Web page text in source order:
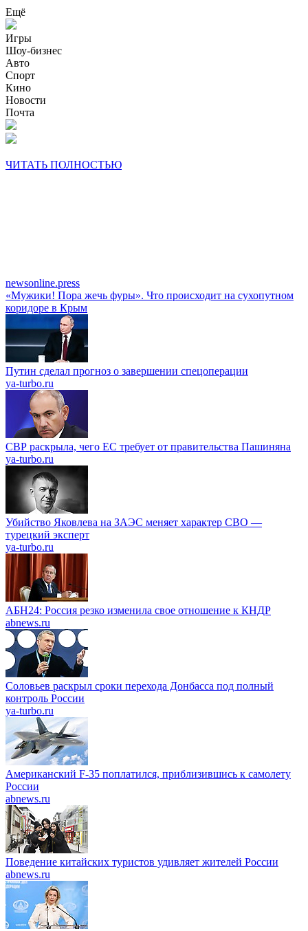
Ещё
Игры
Шоу-бизнес
Авто
Спорт
Кино
Новости
Почта
ЧИТАТЬ ПОЛНОСТЬЮ
newsonline.press
«Мужики! Пора жечь фуры». Что происходит на сухопутном
коридоре в Крым
Путин сделал прогноз о завершении спецоперации
ya-turbo.ru
СВР раскрыла, чего ЕС требует от правительства Пашиняна
ya-turbo.ru
Убийство Яковлева на ЗАЭС меняет характер СВО —
турецкий эксперт
ya-turbo.ru
АБН24: Россия резко изменила свое отношение к КНДР
abnews.ru
Соловьев раскрыл сроки перехода Донбасса под полный
контроль России
ya-turbo.ru
Американский F-35 поплатился, приблизившись к самолету
России
abnews.ru
Поведение китайских туристов удивляет жителей России
abnews.ru